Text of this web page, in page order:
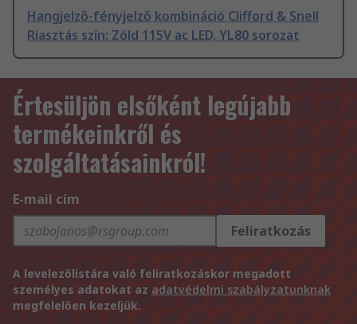
Hangjelző-fényjelző kombináció Clifford & Snell
Riasztás szín: Zöld 115V ac LED, YL80 sorozat
Értesüljön elsőként legújabb
termékeinkről és
szolgáltatásainkról!
E-mail cím
Feliratkozás
A levelezőlistára való feliratkozáskor megadott
személyes adatokat az adatvédelmi szabályzatunknak
megfelelően kezeljük.